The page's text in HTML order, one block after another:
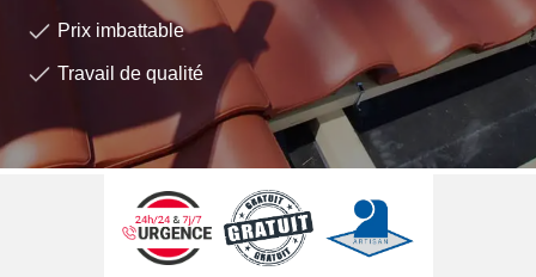
Prix imbattable
Travail de qualité